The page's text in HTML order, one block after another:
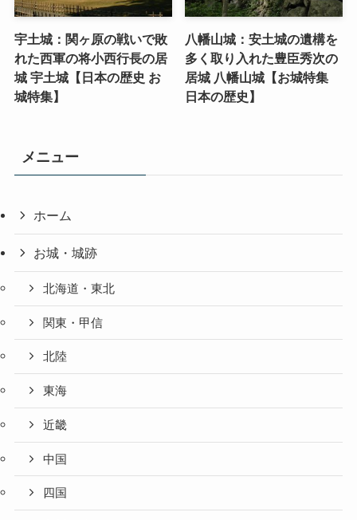
宇土城：関ヶ原の戦いで敗
れた西軍の将小西行長の居
城 宇土城【日本の歴史 お
城特集】
八幡山城：安土城の遺構を
多く取り入れた豊臣秀次の
居城 八幡山城【お城特集
日本の歴史】
メニュー
ホーム
お城・城跡
北海道・東北
関東・甲信
北陸
東海
近畿
中国
四国